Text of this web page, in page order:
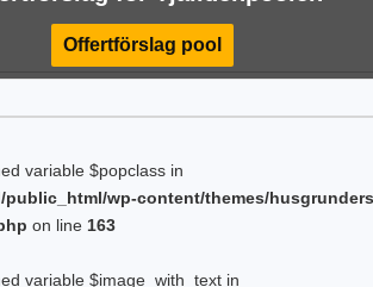
Offertförslag pool
variable $popclass in
public_html/wp-content/themes/
on line 163
variable $image_with_text in